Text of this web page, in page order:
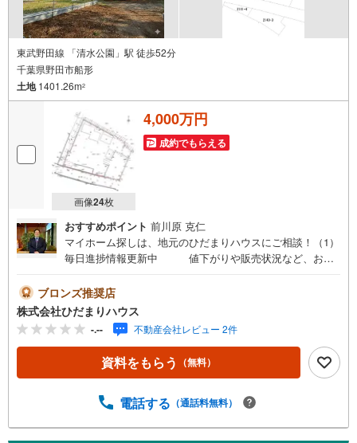
東武野田線 「清水公園」駅 徒歩52分
千葉県野田市船形
土地1401.26m2
画像24枚
4,000万円
成約でもらえる
おすすめポイント 前川原 克仁
マイホーム探しは、地元のひだまりハウスにご相談！（1）
毎日進捗情報更新中 値下がりや販売状況など、お客
OK 空いている時間に「ちょっと話だけでもOK！」
気軽にお立ち寄り♪（3）女性おひとりでも安心 強引
な接客なし。暖かいスタッフがお客様の立場で親身にご対
応♪（4）充実したキッズスペース お子様を飽きさせ
ないよう、女性スタッフとおもちゃやゲームなどで遊べま
す（*＾＾*）『主役であるあなた』の、ひだまりのような
ブロンズ推奨店
株式会社ひだまりハウス
-.-- 不動産会社レビュー 2件
資料をもらう （無料）
電話する （通話料無料）